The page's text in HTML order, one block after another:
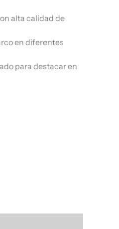
alta calidad de
en diferentes
para destacar en